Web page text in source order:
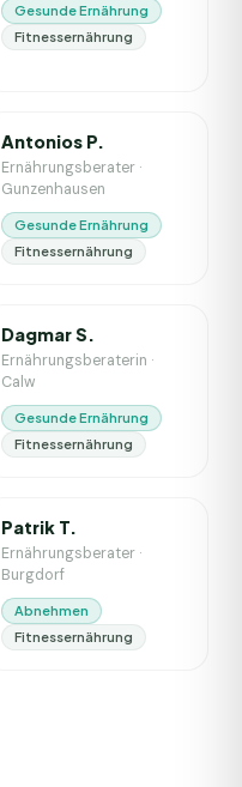
Gesunde Ernährung
Fitnessernährung
Antonios P.
Ernährungsberater ·
Gunzenhausen
Gesunde Ernährung
Fitnessernährung
Dagmar S.
Ernährungsberaterin ·
Calw
Gesunde Ernährung
Fitnessernährung
Patrik T.
Ernährungsberater ·
Burgdorf
Abnehmen
Fitnessernährung